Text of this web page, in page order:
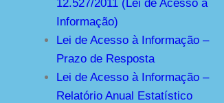
12.527/2011 (Lei de Acesso à
Informação)
Lei de Acesso à Informação –
Prazo de Resposta
Lei de Acesso à Informação –
Relatório Anual Estatístico